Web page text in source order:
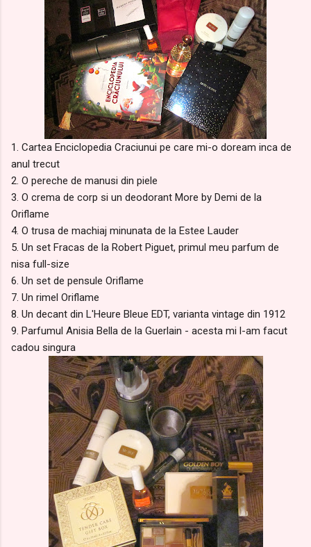
1. Cartea Enciclopedia Craciunui pe care mi-o doream inca de
anul trecut
2. O pereche de manusi din piele
3. O crema de corp si un deodorant More by Demi de la
Oriflame
4. O trusa de machiaj minunata de la Estee Lauder
5. Un set Fracas de la Robert Piguet, primul meu parfum de
nisa full-size
6. Un set de pensule Oriflame
7. Un rimel Oriflame
8. Un decant din L'Heure Bleue EDT, varianta vintage din 1912
9. Parfumul Anisia Bella de la Guerlain - acesta mi l-am facut
cadou singura